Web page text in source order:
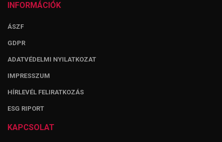
INFORMÁCIÓK
ÁSZF
GDPR
ADATVÉDELMI NYILATKOZAT
IMPRESSZUM
HÍRLEVÉL FELIRATKOZÁS
ESG RIPORT
KAPCSOLAT